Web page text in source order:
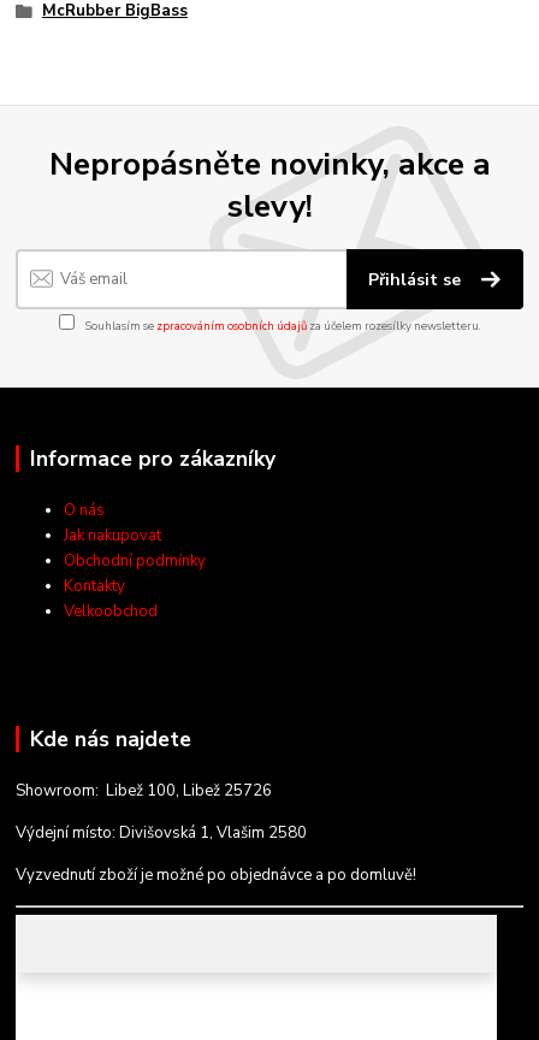
McRubber BigBass
Nepropásněte novinky, akce a
slevy!
Přihlásit se
Souhlasím se zpracováním osobních údajůza účelem rozesílky newsletteru.
Informace pro zákazníky
O nás
Jak nakupovat
Obchodní podmínky
Kontakty
Velkoobchod
Kde nás najdete
Showroom: Libež 100, Libež 25726
Výdejní místo: Divišovská 1, Vlašim 2580
Vyzvednutí zboží je možné po objednávce a po domluvě!